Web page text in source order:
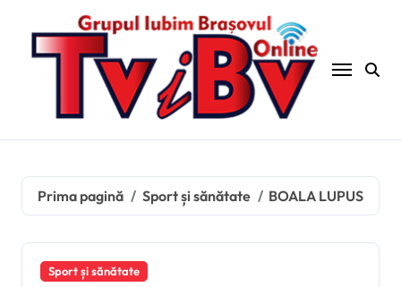
conținut
Prima pagină Sport și sănătate BOALA LUPUS
Sport și sănătate